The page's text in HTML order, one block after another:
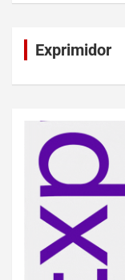
Exprimidor